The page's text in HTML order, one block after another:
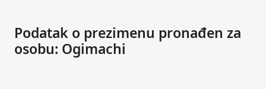
Podatak o prezimenu pronađen za
osobu: Ogimachi